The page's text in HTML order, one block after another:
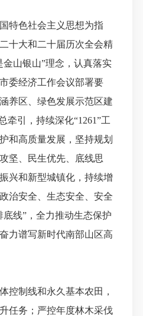
特色社会主义思想为指
十大和二十届历次全会精
金山银山”理念，认真落实
委经济工作会议部署要
养区、绿色发展示范区建
牵引，持续深化“1261”工
和高质量发展，坚持规划
坚、民生优先、底线思
兴和新型城镇化，持续增
治安全、生态安全、安全
底线”，全力推动生态保护
力谱写新时代南部山区高
控制线和永久基本农田，
任务 ； 严控年度林木采伐